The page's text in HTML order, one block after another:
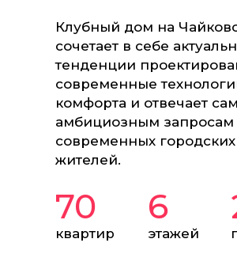
Клубный дом на
сочетает в себе
тенденции
современные
комфорта и отвечает
амбициозным запросам
современных городских
жителей.
70
квартир
6
этажей